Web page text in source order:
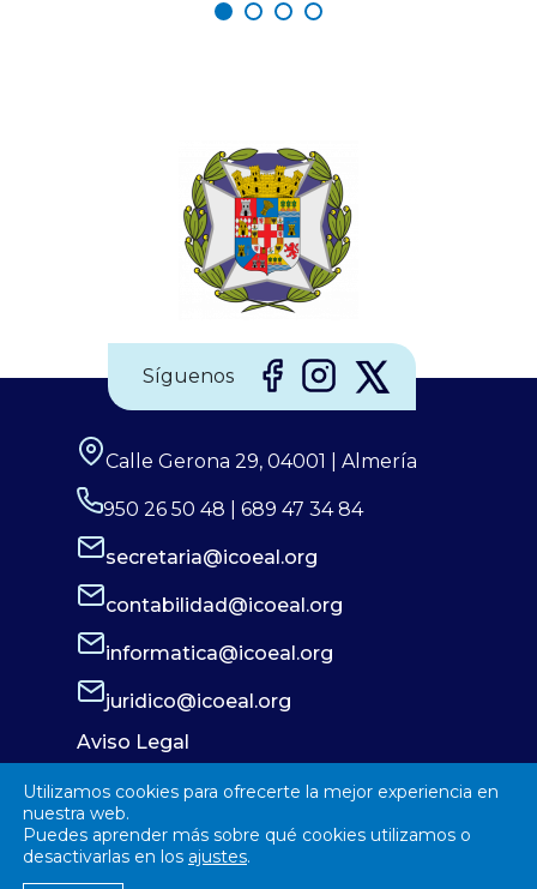
profesionales. Si eres enfermero/a y deseas formar
oferta? Envía tu currículum a
elsaliente@elsaliente.com, llama al 950 62 06 06 o
Síguenos
Calle Gerona 29, 04001 | Almería
950 26 50 48 | 689 47 34 84
secretaria@icoeal.org
contabilidad@icoeal.org
informatica@icoeal.org
juridico@icoeal.org
Aviso Legal
Política de Cookies
Utilizamos cookies para ofrecerte la mejor experiencia en
nuestra web.
Puedes aprender más sobre qué cookies utilizamos o
desactivarlas en los ajustes.